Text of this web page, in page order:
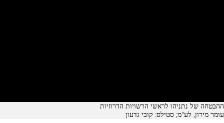
ההבטחה של נתניהו לראשי הרשויות הדרוזיות
עומר מירון, לע"מ; סטילס: קובי גדעון